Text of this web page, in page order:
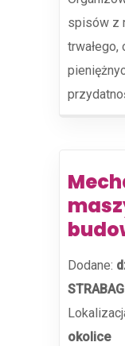
spisów z
Dodane:
okolice